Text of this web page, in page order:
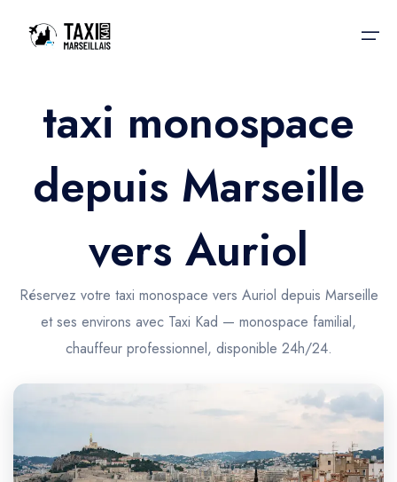
Accueil
Nos services
Nos services
Trajet Gare SNCF
Trajet Port croisière
Trajet Séminaire
Trajet Longue Distance
Taxis aéroport
Réservation
Actualités & évènements
Contactez-nous
taxi monospace
depuis Marseille
vers Auriol
Réservez votre taxi monospace vers Auriol depuis Marseille
et ses environs avec Taxi Kad — monospace familial,
chauffeur professionnel, disponible 24h/24.